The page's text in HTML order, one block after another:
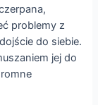
problemy z
do siebie.
jej do